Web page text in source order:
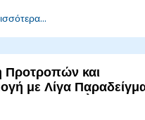
τεχνικές για την
την αξιολόγηση κινδύνου και
χρηματοοικονομικών
τη συμμόρφωση με
κανονισμούς
ο SOX.
πρακτικές ασφάλειας
Προτροπών και
με Λίγα